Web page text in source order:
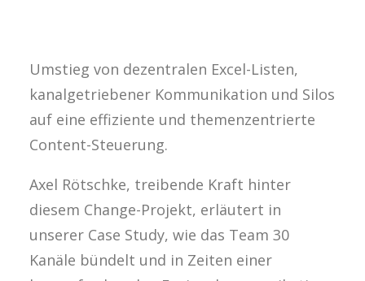
Umstieg von dezentralen Excel-Listen,
kanalgetriebener Kommunikation und Silos
auf eine effiziente und themenzentrierte
Content-Steuerung.
Axel Rötschke, treibende Kraft hinter
diesem Change-Projekt, erläutert in
unserer Case Study, wie das Team 30
Kanäle bündelt und in Zeiten einer